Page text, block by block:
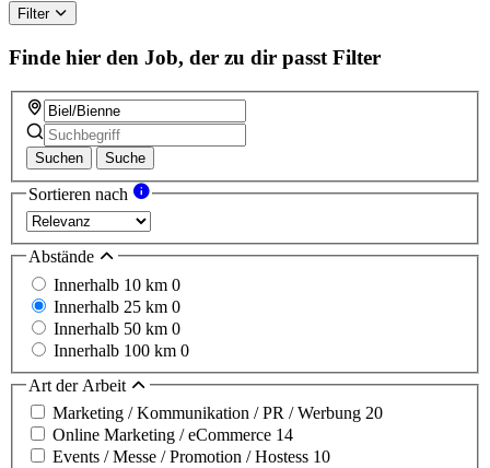
Filter
Finde hier den Job, der zu dir passt Filter
Suchen Suche
Sortieren nach
Abstände
Innerhalb 10 km 0
Innerhalb 25 km 0
Innerhalb 50 km 0
Innerhalb 100 km 0
Art der Arbeit
Marketing / Kommunikation / PR / Werbung 20
Online Marketing / eCommerce 14
Events / Messe / Promotion / Hostess 10